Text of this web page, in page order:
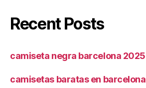
Recent Posts
camiseta negra barcelona 2025
camisetas baratas en barcelona